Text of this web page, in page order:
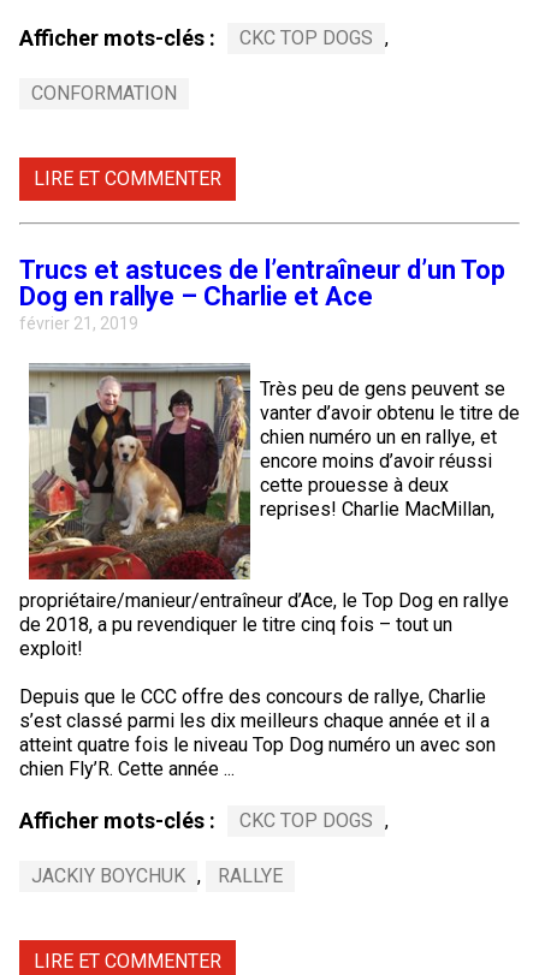
Afficher mots-clés : CKC TOP DOGS ,
CONFORMATION
LIRE ET COMMENTER
Trucs et astuces de l’entraîneur d’un Top
Dog en rallye – Charlie et Ace
février 21, 2019
Très peu de gens peuvent se
vanter d’avoir obtenu le titre de
chien numéro un en rallye, et
encore moins d’avoir réussi
cette prouesse à deux
reprises! Charlie MacMillan,
propriétaire/manieur/entraîneur d’Ace, le Top Dog en rallye
de 2018, a pu revendiquer le titre cinq fois – tout un
exploit!
Depuis que le CCC offre des concours de rallye, Charlie
s’est classé parmi les dix meilleurs chaque année et il a
atteint quatre fois le niveau Top Dog numéro un avec son
chien Fly’R. Cette année ...
Afficher mots-clés : CKC TOP DOGS ,
JACKIY BOYCHUK , RALLYE
LIRE ET COMMENTER